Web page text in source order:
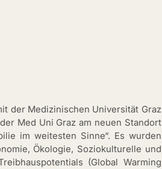
der Medizinischen Universität Graz
Med Uni Graz am neuen Standort
im weitesten Sinne“. Es wurden
Ökologie, Soziokulturelle und
(Global Warming